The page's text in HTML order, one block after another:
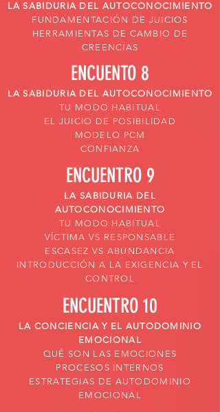
LA SABIDURIA DEL AUTOCONOCIMIENTO
FUNDAMENTACIÓN DE JUICIOS
HERRAMIENTAS DE CAMBIO DE
CREENCIAS
ENCUENTO 8
LA SABIDURIA DEL AUTOCONOCIMIENTO
TU MODO HABITUAL
EL JUICIO DE POSIBILIDAD
MODELO PCM
CONFIANZA
ENCUENTRO 9
LA SABIDURIA DEL
AUTOCONOCIMIENTO
TU MODO HABITUAL
VÍCTIMA VS RESPONSABLE
ESCASEZ VS ABUNDANCIA
INTRODUCCIÓN A LA EXIGENCIA Y EL
CONTROL
ENCUENTRO 10
LA CONCIENCIA Y EL AUTODOMINIO
EMOCIONAL
QUÉ SON LAS EMOCIONES
PROCESOS INTERNOS
ESTRATEGIAS DE AUTODOMINIO
EMOCIONAL